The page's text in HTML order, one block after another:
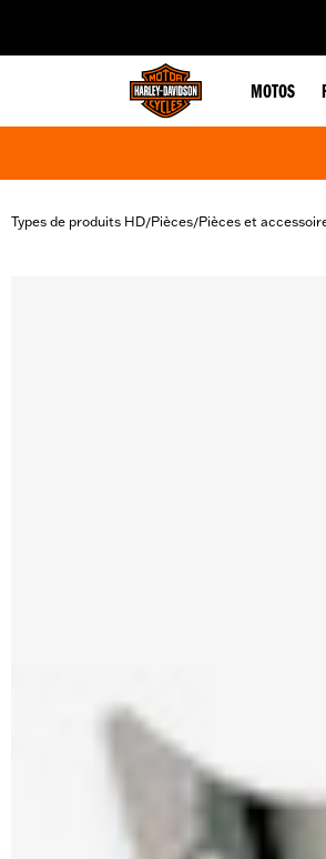
MOTOS
Types de produits HD/Pièces/Pièces et